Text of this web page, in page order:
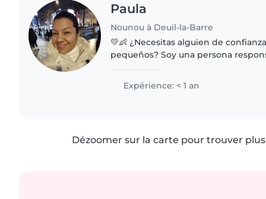
Paula
Nounou à Deuil-la-Barre
💛👶 ¿Necesitas alguien de
pequeños? Soy una persona responsable, paciente y
Expérience: < 1 an
Dézoomer sur la carte pour trouver